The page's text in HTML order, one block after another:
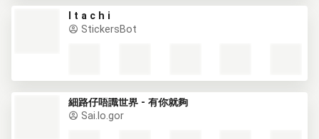
I t a c h i
StickersBot
細路仔唔識世界 - 有你就夠
Sai.lo.gor